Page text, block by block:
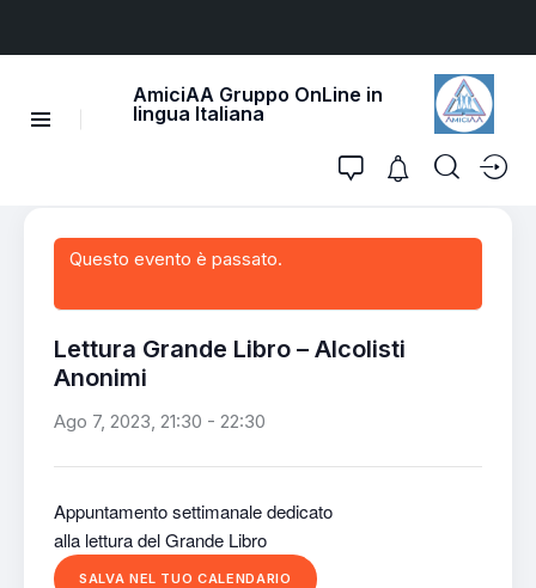
AmiciAA Gruppo OnLine in
lingua Italiana
Questo evento è passato.
Lettura Grande Libro – Alcolisti
Anonimi
Ago 7, 2023, 21:30 - 22:30
Appuntamento settimanale dedicato
alla letturadelGrande Libro
SALVA NEL TUO CALENDARIO